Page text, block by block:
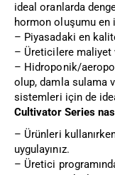
ideal oranlarda
hormon oluşumu en
– Piyasadaki en
– Üreticilere maliyet
– Hidroponik/
olup, damla sulama
sistemleri için de
Cultivator Series
– Ürünleri
uygulayınız.
– Üretici